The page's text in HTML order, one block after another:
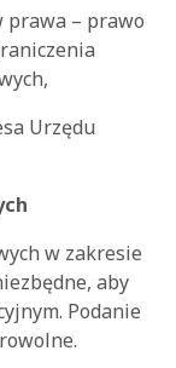
prawa – prawo
Urzędu
w zakresie
aby
Podanie